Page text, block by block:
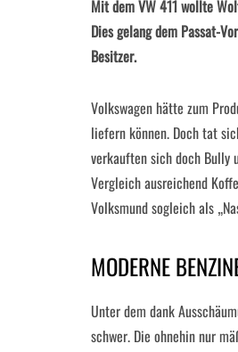
Mit dem VW 411 wollte
Dies gelang dem Passat-
Besitzer.
Volkswagen hätte zum
liefern können. Doch tat
verkauften sich doch Bully
Vergleich ausreichend
Volksmund sogleich als
MODERNE
Unter dem dank
schwer. Die ohnehin nur